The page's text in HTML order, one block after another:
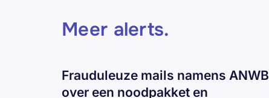
Meer alerts.
Frauduleuze mails namens ANWB
over een noodpakket en